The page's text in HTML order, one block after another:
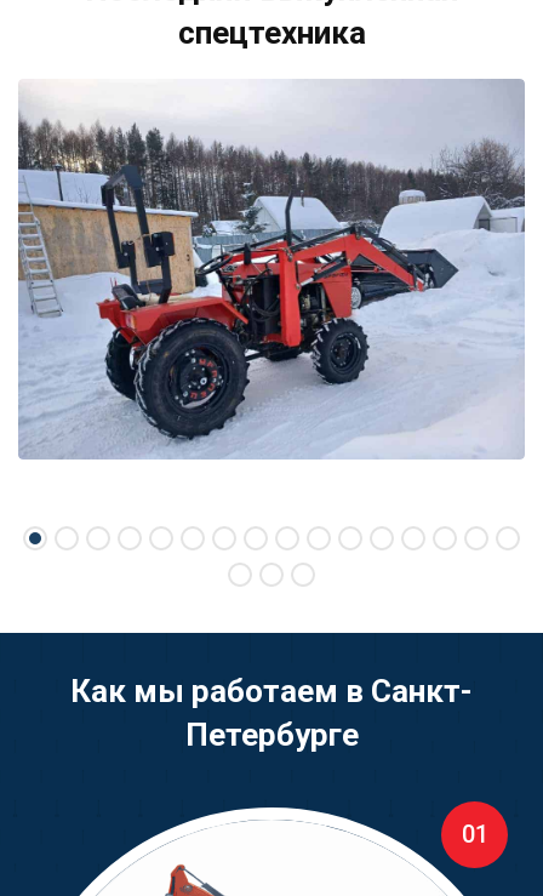
спецтехника
Как мы работаем в Санкт-
Петербурге
01